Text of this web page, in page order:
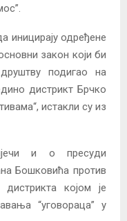
иницирају одређене
закон који би
подигао на
дистрикт Брчко
истакли су из
и о пресуди
Бошковића против
којом је
“уговораца” у